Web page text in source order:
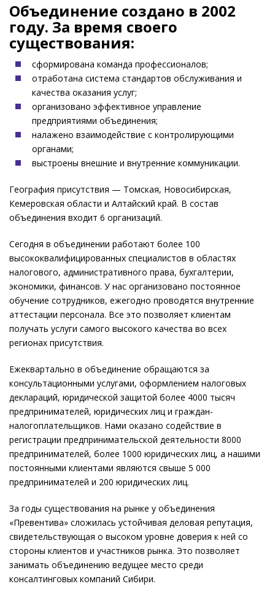
Объединение создано в 2002
году. За время своего
существования:
сформирована команда профессионалов;
отработана система стандартов обслуживания и
качества оказания услуг;
организовано эффективное управление
предприятиями объединения;
налажено взаимодействие с контролирующими
органами;
выстроены внешние и внутренние коммуникации.
География присутствия — Томская, Новосибирская,
Кемеровская области и Алтайский край. В состав
объединения входит 6 организаций.
Сегодня в объединении работают более 100
высококвалифицированных специалистов в областях
налогового, административного права, бухгалтерии,
экономики, финансов. У нас организовано постоянное
обучение сотрудников, ежегодно проводятся внутренние
аттестации персонала. Все это позволяет клиентам
получать услуги самого высокого качества во всех
регионах присутствия.
Ежеквартально в объединение обращаются за
консультационными услугами, оформлением налоговых
деклараций, юридической защитой более 4000 тысяч
предпринимателей, юридических лиц и граждан-
налогоплательщиков. Нами оказано содействие в
регистрации предпринимательской деятельности 8000
предпринимателей, более 1000 юридических лиц, а нашими
постоянными клиентами являются свыше 5 000
предпринимателей и 200 юридических лиц.
За годы существования на рынке у объединения
«Превентива» сложилась устойчивая деловая репутация,
свидетельствующая о высоком уровне доверия к ней со
стороны клиентов и участников рынка. Это позволяет
занимать объединению ведущее место среди
консалтинговых компаний Сибири.